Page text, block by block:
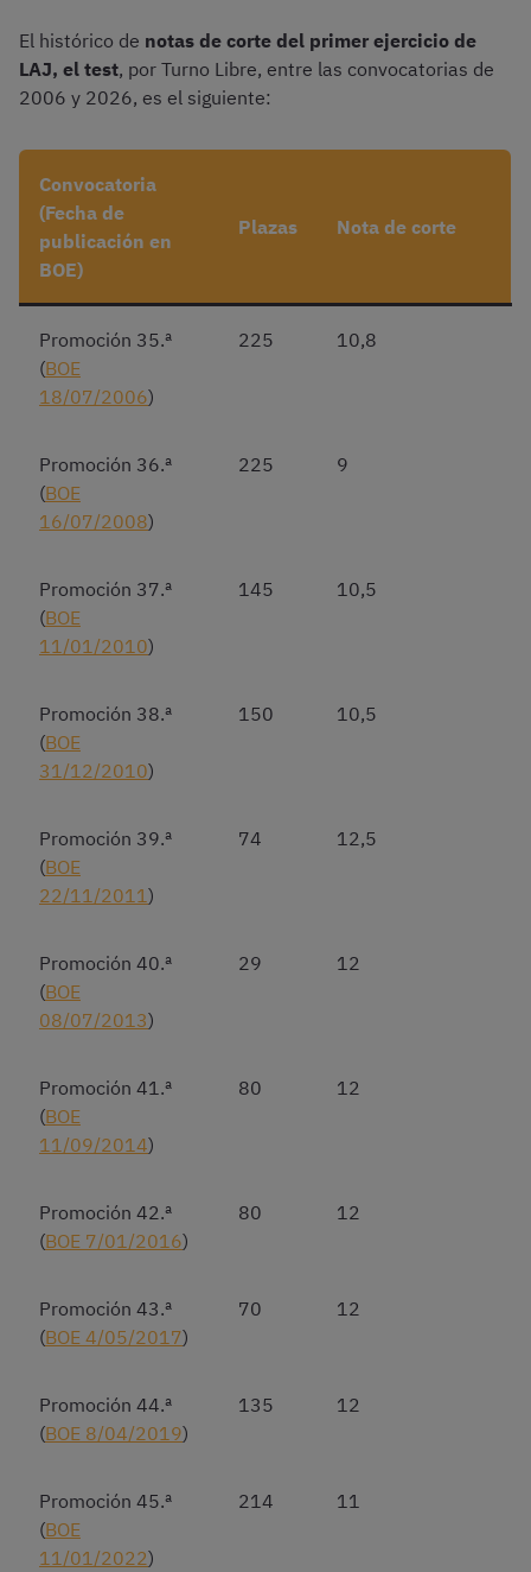
El histórico de notas de corte del primer ejercicio de
LAJ, el test, por Turno Libre, entre las convocatorias de
2006 y 2026, es el siguiente:
Convocatoria
(Fecha de
publicación en
BOE)
Plazas Nota de corte
Promoción 35.ª
(BOE
18/07/2006)
225 10,8
Promoción 36.ª
(BOE
16/07/2008)
225 9
Promoción 37.ª
(BOE
11/01/2010)
145 10,5
Promoción 38.ª
(BOE
31/12/2010)
150 10,5
Promoción 39.ª
(BOE
22/11/2011)
74 12,5
Promoción 40.ª
(BOE
08/07/2013)
29 12
Promoción 41.ª
(BOE
11/09/2014)
80 12
Promoción 42.ª
(BOE 7/01/2016)
80 12
Promoción 43.ª
(BOE 4/05/2017)
70 12
Promoción 44.ª
(BOE 8/04/2019)
135 12
Promoción 45.ª
(BOE
11/01/2022)
214 11